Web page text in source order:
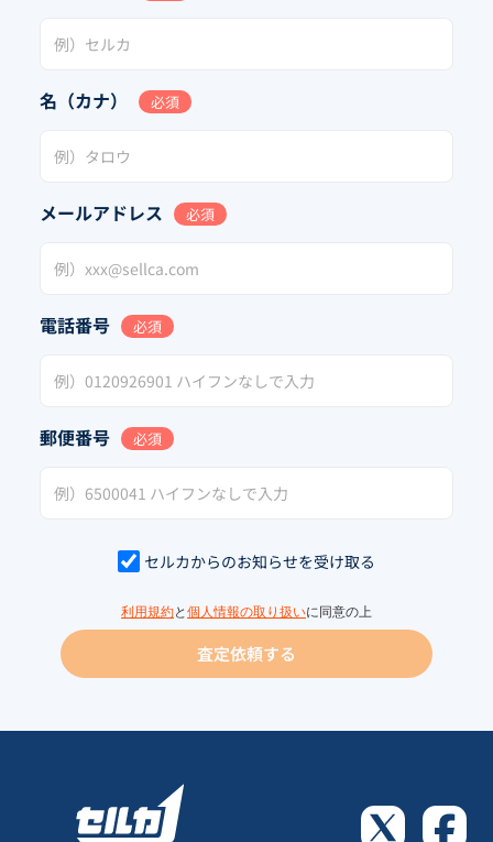
名（カナ） 必須
メールアドレス 必須
電話番号 必須
郵便番号 必須
セルカからのお知らせを受け取る
利用規約と 個人情報の取り扱いに同意の上
査定依頼する